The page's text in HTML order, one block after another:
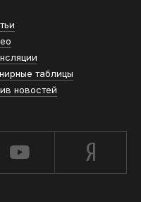
таблицы
новостей